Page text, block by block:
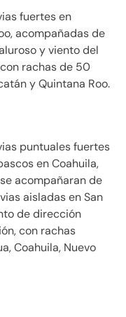
fuertes en
acompañadas de
y viento del
rachas de 50
y Quintana Roo.
puntuales fuertes
en Coahuila,
acompañaran de
aisladas en San
de dirección
con rachas
Coahuila, Nuevo